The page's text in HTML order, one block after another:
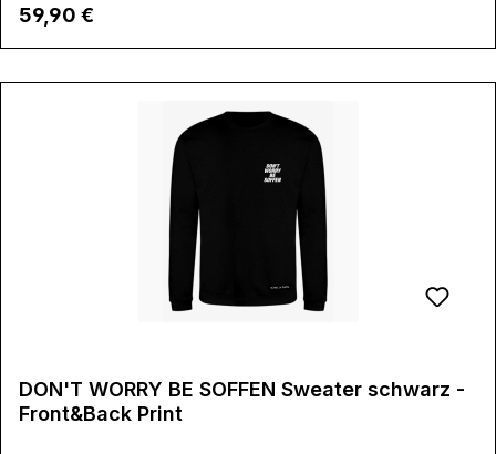
Regulärer Preis:
59,90 €
DON'T WORRY BE SOFFEN Sweater schwarz -
Front&Back Print